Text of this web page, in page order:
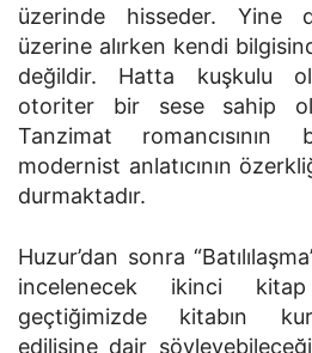
üzerinde hisseder. Yine
üzerine alırken kendi
değildir. Hatta kuşkulu
otoriter bir sese sahip
Tanzimat
modernist anlatıcının
durmaktadır.
Huzur’dan sonra
incelenecek ikinci kitap
geçtiğimizde kitabın
edilişine dair